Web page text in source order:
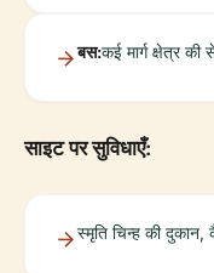
बस:कई मार्ग क्षेत्र
साइट पर सुविधाएँ:
स्मृति चिन्ह की